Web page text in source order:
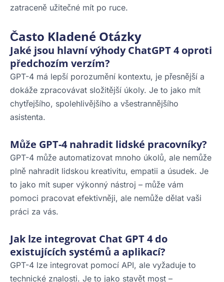
zatraceně užitečné mít po ruce.
Často Kladené Otázky
Jaké jsou hlavní výhody ChatGPT 4 oproti
předchozím verzím?
GPT-4 má lepší porozumění kontextu, je přesnější a
dokáže zpracovávat složitější úkoly. Je to jako mít
chytřejšího, spolehlivějšího a všestrannějšího
asistenta.
Může GPT-4 nahradit lidské pracovníky?
GPT-4 může automatizovat mnoho úkolů, ale nemůže
plně nahradit lidskou kreativitu, empatii a úsudek. Je
to jako mít super výkonný nástroj – může vám
pomoci pracovat efektivněji, ale nemůže dělat vaši
práci za vás.
Jak lze integrovat Chat GPT 4 do
existujících systémů a aplikací?
GPT-4 lze integrovat pomocí API, ale vyžaduje to
technické znalosti. Je to jako stavět most –